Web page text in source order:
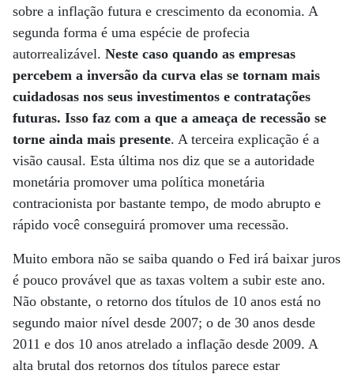
sobre a inflação futura e crescimento da economia. A
segunda forma é uma espécie de profecia
autorrealizável. Neste caso quando as empresas
percebem a inversão da curva elas se tornam mais
cuidadosas nos seus investimentos e contratações
futuras. Isso faz com a que a ameaça de recessão se
torne ainda mais presente. A terceira explicação é a
visão causal. Esta última nos diz que se a autoridade
monetária promover uma política monetária
contracionista por bastante tempo, de modo abrupto e
rápido você conseguirá promover uma recessão.
Muito embora não se saiba quando o Fed irá baixar juros
é pouco provável que as taxas voltem a subir este ano.
Não obstante, o retorno dos títulos de 10 anos está no
segundo maior nível desde 2007; o de 30 anos desde
2011 e dos 10 anos atrelado a inflação desde 2009. A
alta brutal dos retornos dos títulos parece estar